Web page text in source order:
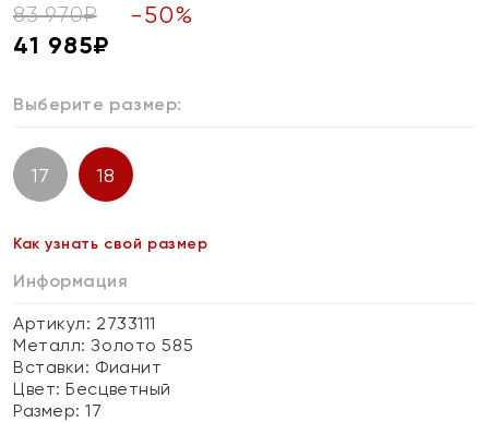
83 970₽ -50%
41 985₽
Выберите размер:
17 18
Как узнать свой размер
Информация
Артикул: 2733111
Металл:Золото 585
Вставки: Фианит
Цвет:Бесцветный
Размер:17